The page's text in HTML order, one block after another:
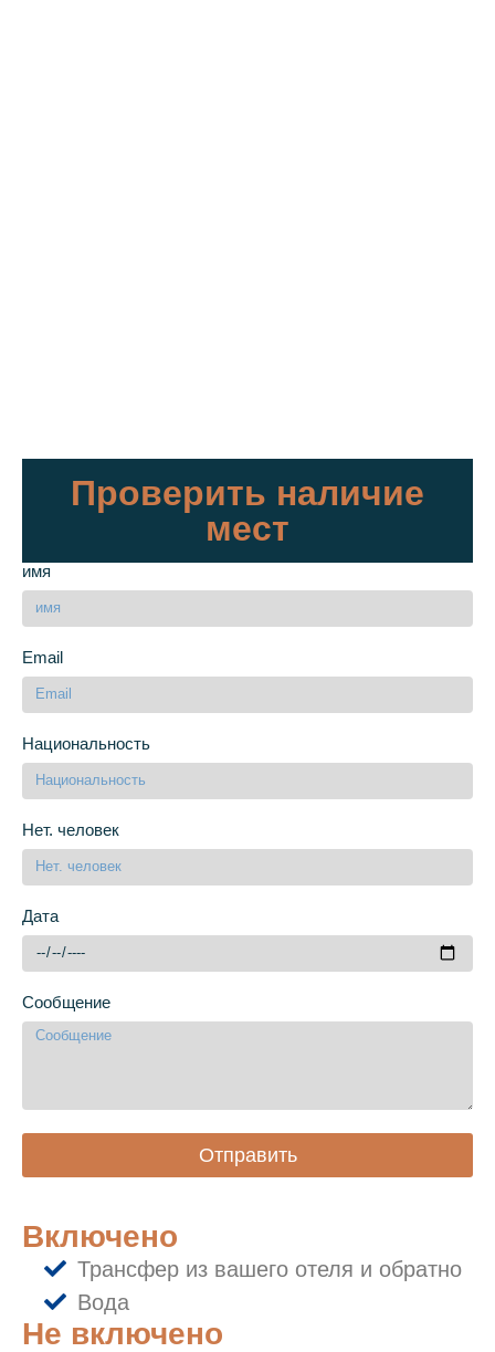
Проверить наличие
мест
имя
Email
Национальность
Нет. человек
Дата
Сообщение
Отправить
Включено
Трансфер из вашего отеля и обратно
Вода
Не включено